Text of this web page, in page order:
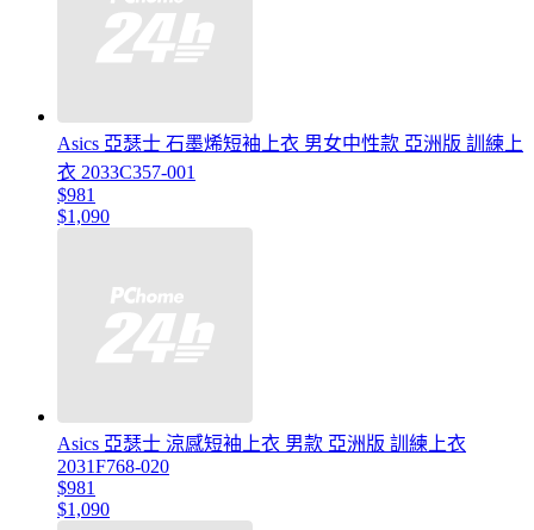
Asics 亞瑟士 石墨烯短袖上衣 男女中性款 亞洲版 訓練上
衣 2033C357-001
$981
$1,090
Asics 亞瑟士 涼感短袖上衣 男款 亞洲版 訓練上衣
2031F768-020
$981
$1,090